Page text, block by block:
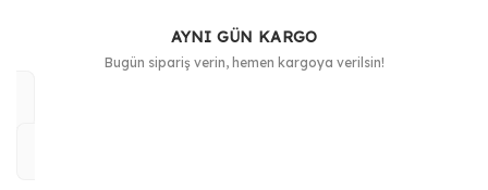
AYNI GÜN KARGO
Bugün sipariş verin, hemen kargoya verilsin!